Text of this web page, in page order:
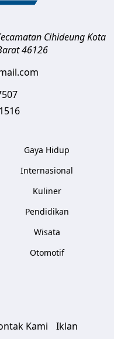
CihideungKota
46126
Gaya Hidup
Internasional
Kuliner
Pendidikan
Wisata
Otomotif
Kami Iklan